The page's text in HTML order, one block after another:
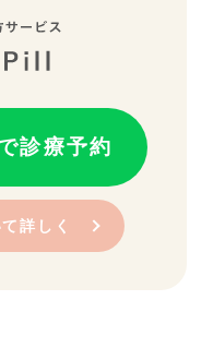
診療予約
詳しく